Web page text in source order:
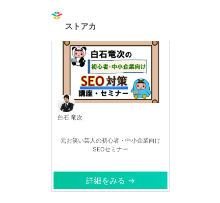
ストアカ
白石 竜次
元お笑い芸人の初心者・中小企業向け
SEOセミナー
詳細をみる →